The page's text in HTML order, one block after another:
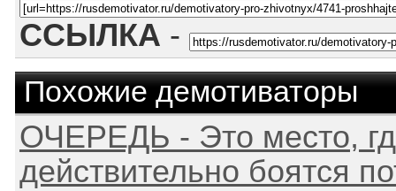
ССЫЛКА -
Похожие демотиваторы
ОЧЕРЕДЬ - Это место,
действительно боятся